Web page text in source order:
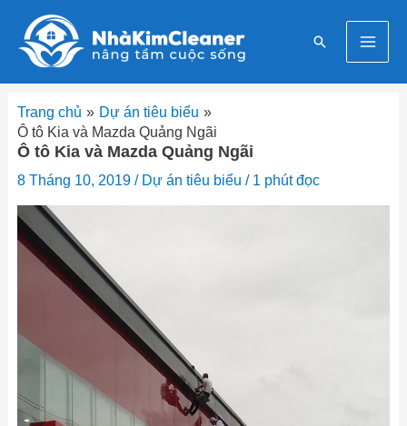
nội
Tìm
Main
Trang chủ
Dự án tiêu biểu
Ô tô Kia và Mazda Quảng Ngãi
Ô tô Kia và Mazda Quảng Ngãi
8 Tháng 10, 2019 / Dự án tiêu biểu / 1 phút đọc